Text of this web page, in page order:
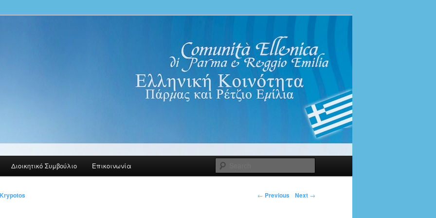
di Parma e Reggio Emilia.
Πάρμας και Ρέτζιο
Διοικητικό Συμβούλιο Επικοινωνία
← Previous Next →